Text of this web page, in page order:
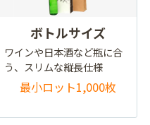
ボトルサイズ
ワインや日本酒など瓶に合
う、スリムな縦長仕様
最小ロット1,000枚